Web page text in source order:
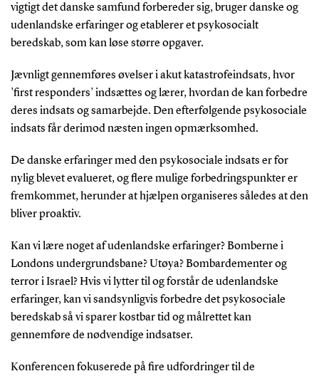
vigtigt det danske samfund forbereder sig, bruger danske og
udenlandske erfaringer og etablerer et psykosocialt
beredskab, som kan løse større opgaver.
Jævnligt gennemføres øvelser i akut katastrofeindsats, hvor
’first responders’ indsættes og lærer, hvordan de kan forbedre
deres indsats og samarbejde. Den efterfølgende psykosociale
indsats får derimod næsten ingen opmærksomhed.
De danske erfaringer med den psykosociale indsats er for
nylig blevet evalueret, og flere mulige forbedringspunkter er
fremkommet, herunder at hjælpen organiseres således at den
bliver proaktiv.
Kan vi lære noget af udenlandske erfaringer? Bomberne i
Londons undergrundsbane? Utøya? Bombardementer og
terror i Israel? Hvis vi lytter til og forstår de udenlandske
erfaringer, kan vi sandsynligvis forbedre det psykosociale
beredskab så vi sparer kostbar tid og målrettet kan
gennemføre de nødvendige indsatser.
Konferencen fokuserede på fire udfordringer til de